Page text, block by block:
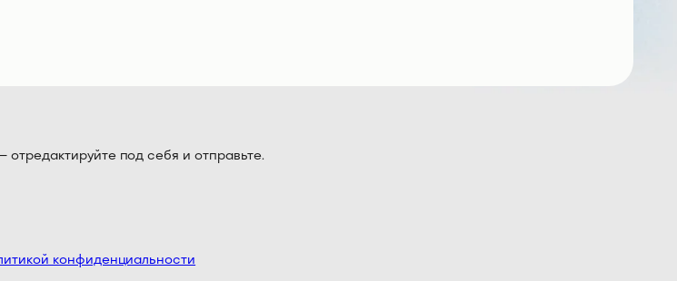
под себя и отправьте.
конфиденциальности